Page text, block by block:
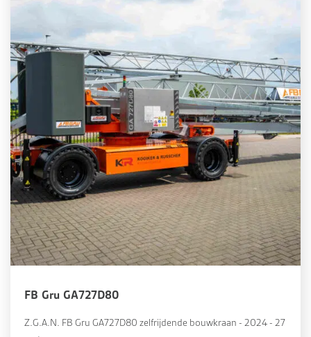
FB Gru GA727D80
Z.G.A.N. FB Gru GA727D80 zelfrijdende bouwkraan - 2024 - 27